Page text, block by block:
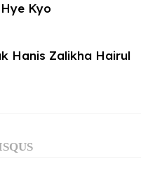
Kyo
Hanis Zalikha Hairul